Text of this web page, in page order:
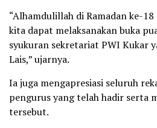
“Alhamdulillah di Ramadan ke-
kita dapat melaksanakan buka
syukuran sekretariat PWI Kukar
Lais,” ujarnya.
Ia juga mengapresiasi seluruh
pengurus yang telah hadir serta
tersebut.